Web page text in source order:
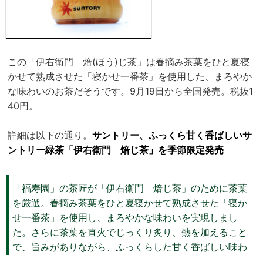
この「伊右衛門 焙(ほう)じ茶」は春摘み茶葉をひと夏寝
かせて熟成させた「寝かせ一番茶」を使用した、まろやか
な味わいのお茶だそうです。9月19日から全国発売。税抜1
40円。
詳細は以下の通り。 サントリー、ふっくら甘く香ばしいサ
ントリー緑茶「伊右衛門 焙じ茶」を季節限定発売
「福寿園」の茶匠が「伊右衛門 焙じ茶」のために茶葉
を厳選。春摘み茶葉をひと夏寝かせて熟成させた「寝か
せ一番茶」を使用し、まろやかな味わいを実現しまし
た。さらに茶葉を直火でじっくり炙り、熱を加えること
で、旨みがありながら、ふっくらした甘く香ばしい味わ